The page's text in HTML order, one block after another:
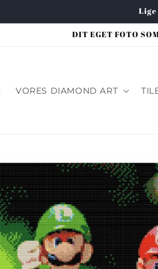
DIT EGET FOTO
VORES DIAMOND ART